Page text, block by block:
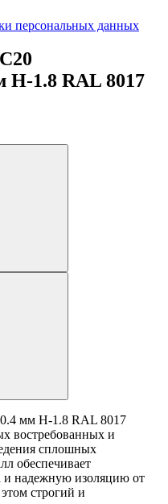
персональных данных
H-1.8 RAL 8017
мм H-1.8 RAL 8017
востребованных и
сплошных
обеспечивает
и надежную изоляцию от
строгий и